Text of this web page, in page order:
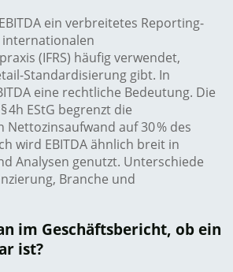
ein verbreitetes Reporting-
internationalen
(IFRS) häufig verwendet,
Standardisierung gibt. In
eine rechtliche Bedeutung. Die
4h EStG begrenzt die
Nettozinsaufwand auf 30 % des
wird EBITDA ähnlich breit in
Analysen genutzt. Unterschiede
Branche und
im Geschäftsbericht, ob ein
ist?